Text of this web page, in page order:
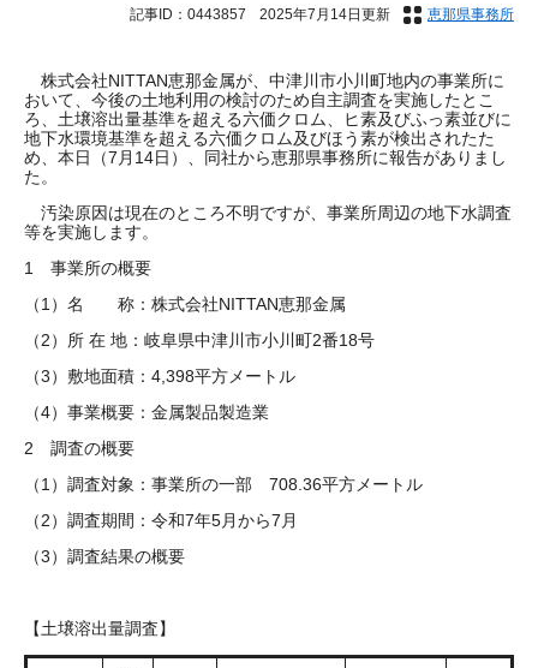
記事ID：0443857 2025年7月14日更新 恵那県事務所
株式会社NITTAN恵那金属が、中津川市小川町地内の事業所に
おいて、今後の土地利用の検討のため自主調査を実施したとこ
ろ、土壌溶出量基準を超える六価クロム、ヒ素及びふっ素並びに
地下水環境基準を超える六価クロム及びほう素が検出されたた
め、本日（7月14日）、同社から恵那県事務所に報告がありまし
た。
汚染原因は現在のところ不明ですが、事業所周辺の地下水調査
等を実施します。
1 事業所の概要
（1）名 称：株式会社NITTAN恵那金属
（2）所 在 地：岐阜県中津川市小川町2番18号
（3）敷地面積：4,398平方メートル
（4）事業概要：金属製品製造業
2 調査の概要
（1）調査対象：事業所の一部 708.36平方メートル
（2）調査期間：令和7年5月から7月
（3）調査結果の概要
【土壌溶出量調査】